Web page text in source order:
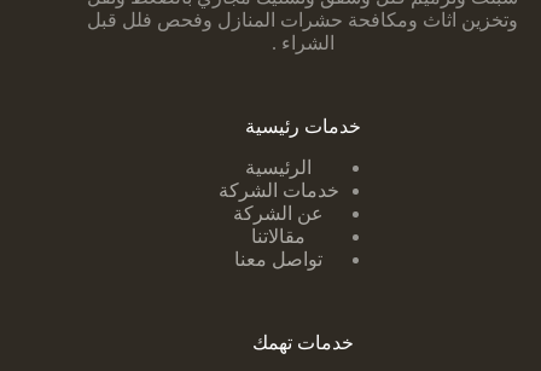
وتخزين اثاث ومكافحة حشرات المنازل وفحص فلل قبل
الشراء .
خدمات رئيسية
الرئيسية
خدمات الشركة
عن الشركة
مقالاتنا
تواصل معنا
خدمات تهمك